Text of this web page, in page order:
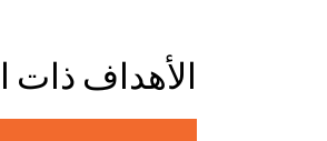
الأهداف ذات